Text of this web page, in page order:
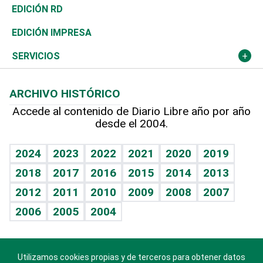
Ocenanía
Caribe
Resto del mundo
Telecom.
Global y variable
Economía personal
Sociales
Novedades
Podcast Arte Libre
Hablando con el pediatra
Vida y familia
Eñe
Celebrando la vida
Sin complejos
En pocas palabras
Tenis
Olimpismo
Más deportes
Línea de hit
TBT Deportivo
El Espía
Noticiero Poteleche
Columnistas
Más firmas
Historia
Martes de tecnología
Cambio climático
Revista
Deportes
Opinión
Hecho en casa
Guía del dinero
EDICIÓN RD
EDICIÓN IMPRESA
SERVICIOS
Cumpleaños
Horóscopos
Crucigramas
ARCHIVO HISTÓRICO
Accede al contenido de Diario Libre año por año
desde el 2004.
2024 2023 2022 2021 2020
2019
2018
2017 2016 2015 2014
2013
2012
2011 2010 2009 2008
2007
2006
2005 2004
Descarga nuestras aplicaciones para Android, iOS y
Utilizamos cookies propias y de terceros para obtener datos